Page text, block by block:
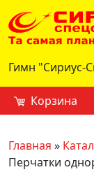
Гимн "Сириус-
Корзина
Главная »
Перчатки